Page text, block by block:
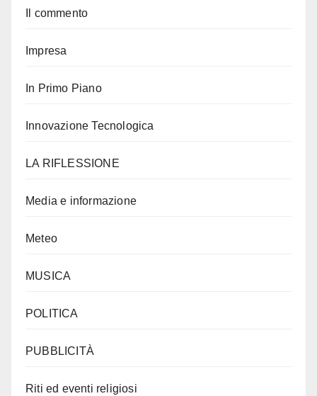
Il commento
Impresa
In Primo Piano
Innovazione Tecnologica
LA RIFLESSIONE
Media e informazione
Meteo
MUSICA
POLITICA
PUBBLICITÀ
Riti ed eventi religiosi